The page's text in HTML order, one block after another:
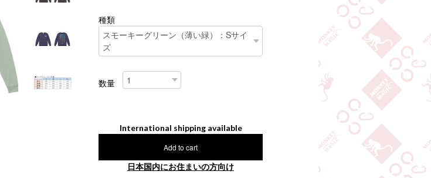
種類
数量
International shipping available
Add to cart
日本国内にお住まいの方向け